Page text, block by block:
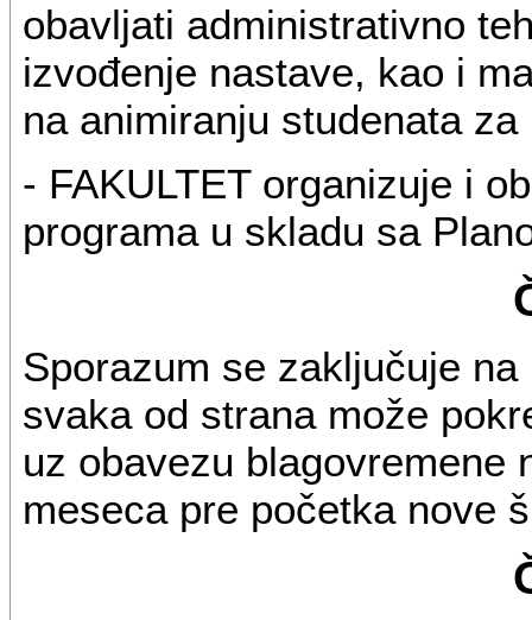
obavljati administrativno
izvođenje nastave, kao i
na animiranju studenata
- FAKULTET organizuje i
programa u skladu sa
Sporazum se zaključuje
svaka od strana može
uz obavezu blagovremene
meseca pre početka nove